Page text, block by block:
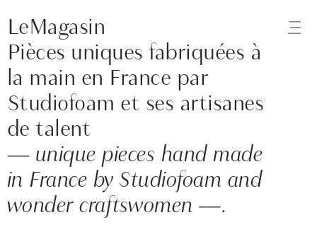
materials and processes. Material/Product/Set
Design/Art Direction
LeMagasin
Pièces uniques fabriquées à
la main en France par
Studiofoam et ses artisanes
de talent
— unique pieces hand made
in France by Studiofoam and
wonder craftswomen —.